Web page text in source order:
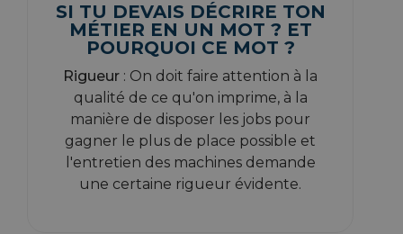
SI TU DEVAIS DÉCRIRE TON
MÉTIER EN UN MOT ? ET
POURQUOI CE MOT ?
Rigueur : On doit faire attention à la
qualité de ce qu'on imprime, à la
manière de disposer les jobs pour
gagner le plus de place possible et
l'entretien des machines demande
une certaine rigueur évidente.